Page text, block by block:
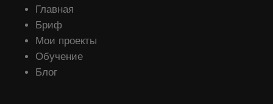
Главная
Бриф
Мои проекты
Обучение
Блог